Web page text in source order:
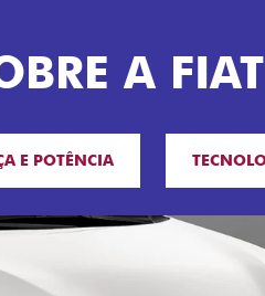
A
E POTÊNCIA